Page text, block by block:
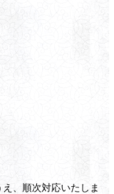
、順次対応いたしま